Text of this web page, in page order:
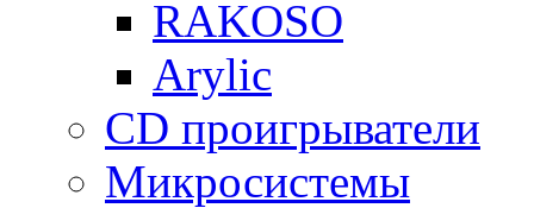
RAKOSO
Arylic
CD проигрыватели
Микросистемы